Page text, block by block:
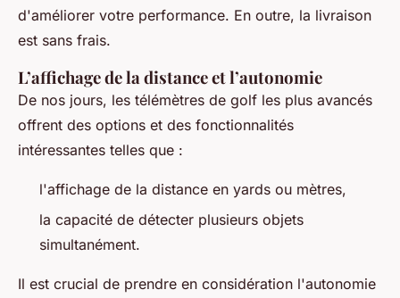
d'améliorer votre performance. En outre, la livraison
est sans frais.
L’affichage de la distance et l’autonomie
De nos jours, les télémètres de golf les plus avancés
offrent des options et des fonctionnalités
intéressantes telles que :
l'affichage de la distance en yards ou mètres,
la capacité de détecter plusieurs objets
simultanément.
Il est crucial de prendre en considération l'autonomie